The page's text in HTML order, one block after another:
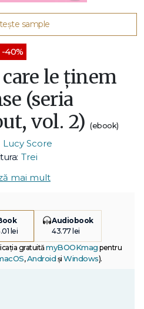
sample
-40%
le ținem
(seria
vol. 2)(ebook)
Lucy Score
Trei
mai mult
lei
Audiobook
43.77 lei
gratuitămyBOOKmag pentru
,Android și Windows).